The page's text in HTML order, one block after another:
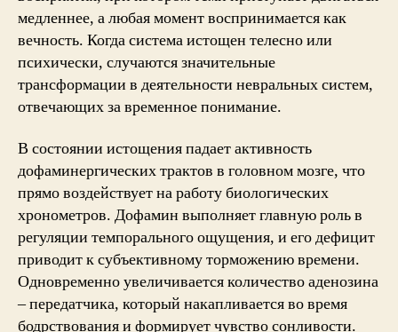
медленнее, а любая момент воспринимается как
вечность. Когда система истощен телесно или
психически, случаются значительные
трансформации в деятельности невральных систем,
отвечающих за временное понимание.
В состоянии истощения падает активность
дофаминергических трактов в головном мозге, что
прямо воздействует на работу биологических
хронометров. Дофамин выполняет главную роль в
регуляции темпорального ощущения, и его дефицит
приводит к субъективному торможению времени.
Одновременно увеличивается количество аденозина
– передатчика, который накапливается во время
бодрствования и формирует чувство сонливости.